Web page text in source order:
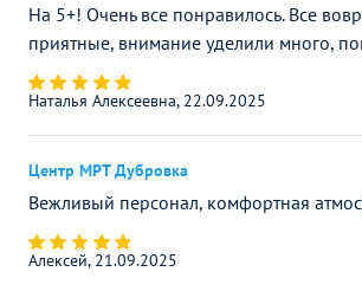
На 5+! Очень все понравилось. Все
приятные, внимание уделили много,
Наталья Алексеевна, 22.09.2025
Центр МРТ Дубровка
Вежливый персонал, комфортная
Алексей, 21.09.2025